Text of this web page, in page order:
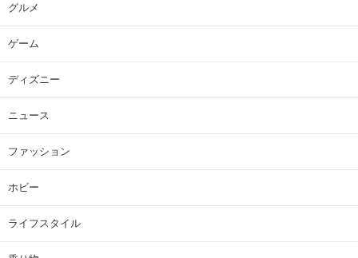
グルメ
ゲーム
ディズニー
ニュース
ファッション
ホビー
ライフスタイル